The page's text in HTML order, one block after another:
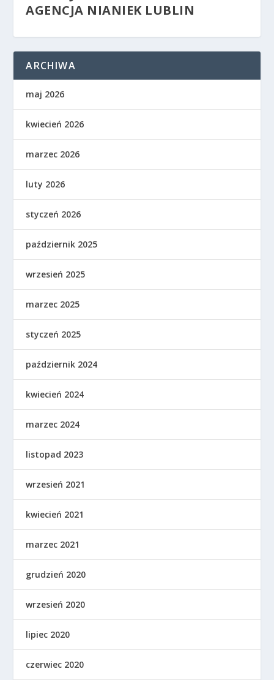
AGENCJA NIANIEK LUBLIN
ARCHIWA
maj 2026
kwiecień 2026
marzec 2026
luty 2026
styczeń 2026
październik 2025
wrzesień 2025
marzec 2025
styczeń 2025
październik 2024
kwiecień 2024
marzec 2024
listopad 2023
wrzesień 2021
kwiecień 2021
marzec 2021
grudzień 2020
wrzesień 2020
lipiec 2020
czerwiec 2020